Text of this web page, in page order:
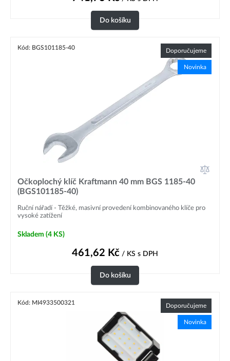
Do košíku
Kód: BGS101185-40 Doporučujeme
Novinka
Očkoplochý klíč Kraftmann 40 mm BGS 1185-40
(BGS101185-40)
Ruční nářadí - Těžké, masivní provedení kombinovaného klíče pro
vysoké zatížení
Skladem (4 KS)
461,62 Kč / KS s DPH
Do košíku
Kód: MI4933500321 Doporučujeme
Novinka